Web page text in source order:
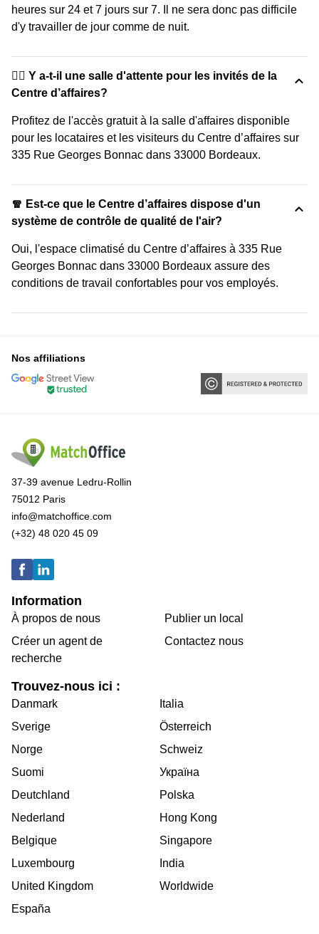
heures sur 24 et 7 jours sur 7. Il ne sera donc pas difficile
d'y travailler de jour comme de nuit.
🙋‍♀️ Y a-t-il une salle d'attente pour les invités de la
Centre d’affaires?
Profitez de l'accès gratuit à la salle d'affaires disponible
pour les locataires et les visiteurs du Centre d’affaires sur
335 Rue Georges Bonnac dans 33000 Bordeaux.
🧣 Est-ce que le Centre d’affaires dispose d'un
système de contrôle de qualité de l'air?
Oui, l'espace climatisé du Centre d’affaires à 335 Rue
Georges Bonnac dans 33000 Bordeaux assure des
conditions de travail confortables pour vos employés.
Nos affiliations
37-39 avenue Ledru-Rollin
75012 Paris
info@matchoffice.com
(+32) 48 020 45 09
Information
À propos de nous
Créer un agent de
recherche
Publier un local
Contactez nous
Trouvez-nous ici :
Danmark
Sverige
Norge
Suomi
Deutchland
Nederland
Belgique
Luxembourg
United Kingdom
España
Italia
Österreich
Schweiz
Україна
Polska
Hong Kong
Singapore
India
Worldwide